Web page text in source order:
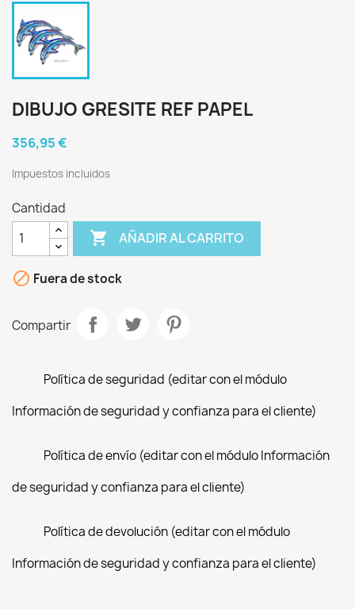
DIBUJO GRESITE REF PAPEL
356,95 €
Impuestos incluidos
Cantidad
 AÑADIR AL CARRITO
 Fuera de stock
Compartir
Política de seguridad (editar con el módulo
Información de seguridad y confianza para el cliente)
Política de envío (editar con el módulo Información
de seguridad y confianza para el cliente)
Política de devolución (editar con el módulo
Información de seguridad y confianza para el cliente)